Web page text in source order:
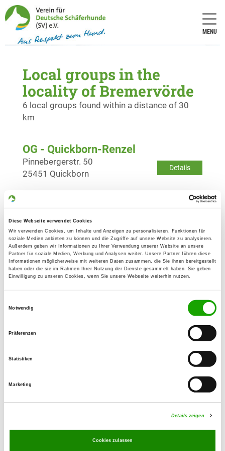
Diese Webseite verwendet Cookies
Wir verwenden Cookies, um Inhalte und Anzeigen zu personalisieren, Funktionen für
soziale Medien anbieten zu können und die Zugriffe auf unsere Website zu analysieren.
Außerdem geben wir Informationen zu Ihrer Verwendung unserer Website an unsere
Partner für soziale Medien, Werbung und Analysen weiter. Unsere Partner führen diese
Informationen möglicherweise mit weiteren Daten zusammen, die Sie ihnen bereitgestellt
haben oder die sie im Rahmen Ihrer Nutzung der Dienste gesammelt haben. Sie geben
Einwilligung zu unseren Cookies, wenn Sie unsere Webseite weiterhin nutzen.
Notwendig
Präferenzen
Statistiken
Marketing
Details zeigen
Cookies zulassen
MENU
Local groups in the
locality of Bremervörde
6 local groups found within a distance of 30
km
OG - Quickborn-Renzel
Details
Pinnebergerstr. 50
25451 Quickborn
OG - Bremervörder Land
Zevener Str. 90
27432 Bremervörde
OG - Cadenberge/Wingst e.V.
Ecke August-von-der-Wense-Weg
OG - Hambergen
27729 Hambergen
OG - Hemmoor/Land Hadeln
Laumühlener Str. 217
OG - Geestland